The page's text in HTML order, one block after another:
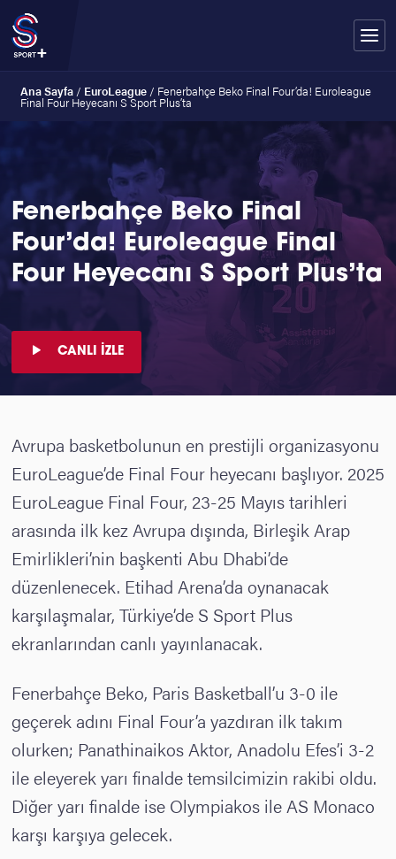
Ana Sayfa/ EuroLeague/ Fenerbahçe Beko Final Four’da! Euroleague
Final Four Heyecanı S Sport Plus’ta
Fenerbahçe Beko Final
Four’da! Euroleague Final
Four Heyecanı S Sport Plus’ta
CANLI İZLE
Avrupa basketbolunun en prestijli organizasyonu
EuroLeague’de Final Four heyecanı başlıyor. 2025
EuroLeague Final Four, 23-25 Mayıs tarihleri
arasında ilk kez Avrupa dışında, Birleşik Arap
Emirlikleri’nin başkenti Abu Dhabi’de
düzenlenecek. Etihad Arena’da oynanacak
karşılaşmalar, Türkiye’de S Sport Plus
ekranlarından canlı yayınlanacak.
Fenerbahçe Beko, Paris Basketball’u 3-0 ile
geçerek adını Final Four’a yazdıran ilk takım
olurken; Panathinaikos Aktor, Anadolu Efes’i 3-2
ile eleyerek yarı finalde temsilcimizin rakibi oldu.
Diğer yarı finalde ise Olympiakos ile AS Monaco
karşı karşıya gelecek.